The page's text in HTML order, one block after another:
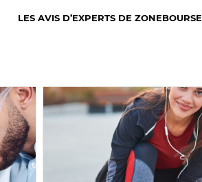
LES AVIS D’EXPERTS DE ZONEBOURSE